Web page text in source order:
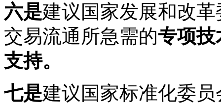
六是建议国家发展和改
交易流通所急需的专项技
支持。
七是建议国家标准化委